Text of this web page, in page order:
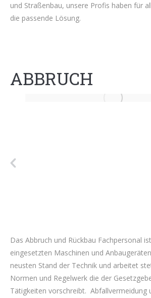
und Straßenbau, unsere Profis haben für
die passende Lösung.
ABBRUCH
Das Abbruch und Rückbau Fachpersonal
eingesetzten Maschinen und
neusten Stand der Technik und arbeitet
Normen und Regelwerk die der
Tätigkeiten vorschreibt. Abfallvermeidung